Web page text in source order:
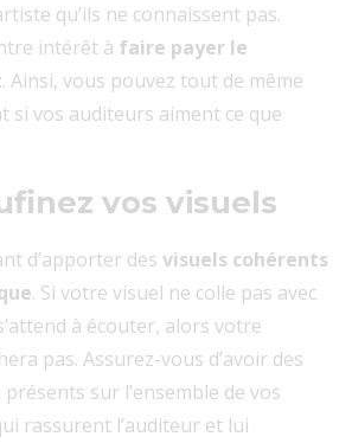
qu’ils ne connaissent pas.
intérêt à faire payer le
. Ainsi, vous pouvez tout de même
si vos auditeurs aiment ce que
vos visuels
d’apporter des visuels cohérents
. Si votre visuel ne colle pas avec
à écouter, alors votre
pas. Assurez-vous d’avoir des
sur l’ensemble de vos
rassurent l’auditeur et lui